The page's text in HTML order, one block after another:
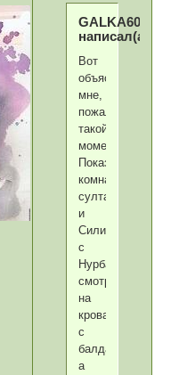
GALKA60
написал(а):
Вот
объясните
мне,
пожалуйста
такой
момент.
Показывают
комнату
султана
и
Силим
с
Нурбаной
смотрят
на
кровать
с
балдахином,
а